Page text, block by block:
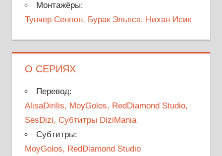
Монтажёры:
Тунчер Сенгюн, Бурак Эльяса, Нихан Исик
О СЕРИЯХ
Перевод:
AlisaDirilis, MoyGolos, RedDiamond Studio,
SesDizi, Субтитры DiziMania
Субтитры:
MoyGolos, RedDiamond Studio